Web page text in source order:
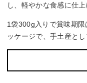
し、軽やかな食感に仕上
1袋300g入りで賞味期
ッケージで、手土産とし